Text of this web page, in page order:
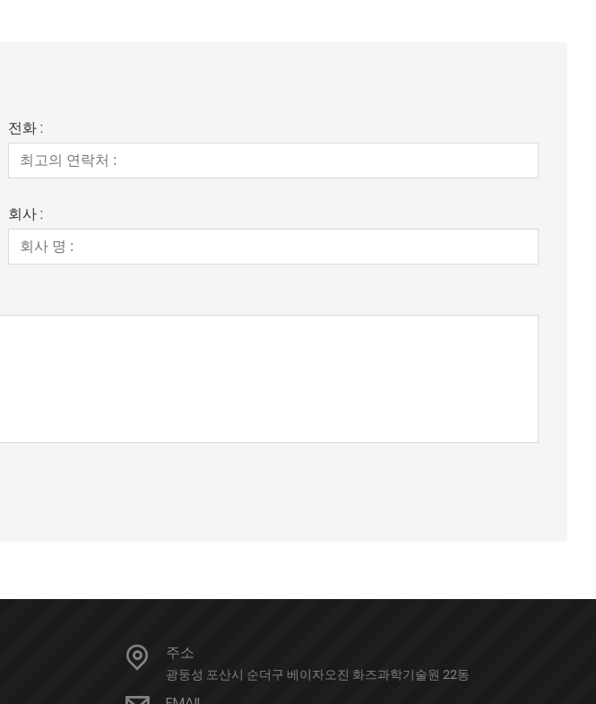
전화 :
회사 :
주소
광둥성 포산시 순더구 베이자오진 화즈과학기술원 22동